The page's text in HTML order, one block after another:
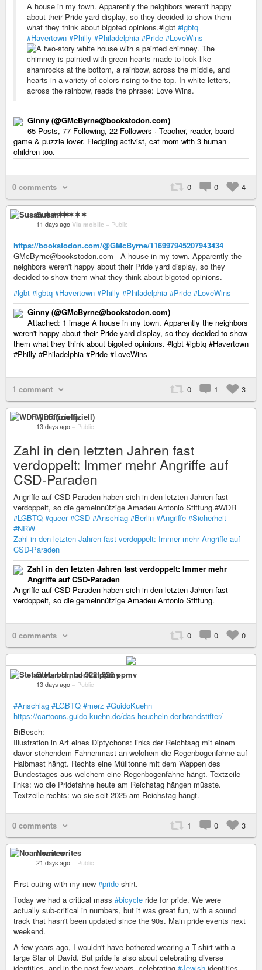
A house in my town. Apparently the neighbors weren't happy
about their Pride yard display, so they decided to show them
what they think about bigoted opinions.#lgbt #lgbtq
#Havertown #Philly #Philadelphia #Pride #LoveWins
Ginny (@GMcByrne@bookstodon.com)
65 Posts, 77 Following, 22 Followers · Teacher, reader, board
game & puzzle lover. Fledgling activist, cat mom with 3 human
children too.
0 comments 0 0 4
Susan ✶✶✶✶
11 days ago Via mobile – Public
https://bookstodon.com/@GMcByrne/116997945207943434
GMcByrne@bookstodon.com - A house in my town. Apparently the
neighbors weren't happy about their Pride yard display, so they
decided to show them what they think about bigoted opinions.
#lgbt #lgbtq #Havertown #Philly #Philadelphia #Pride #LoveWins
Ginny (@GMcByrne@bookstodon.com)
Attached: 1 image A house in my town. Apparently the neighbors
weren't happy about their Pride yard display, so they decided to show
them what they think about bigoted opinions. #lgbt #lgbtq #Havertown
#Philly #Philadelphia #Pride #LoveWins
1 comment 0 1 3
WDR (inoffiziell)
13 days ago – Public
Zahl in den letzten Jahren fast
verdoppelt: Immer mehr Angriffe auf
CSD-Paraden
Angriffe auf CSD-Paraden haben sich in den letzten Jahren fast
verdoppelt, so die gemeinnützige Amadeu Antonio Stiftung.#WDR
#LGBTQ #queer #CSD #Anschlag #Berlin #Angriffe #Sicherheit
#NRW
Zahl in den letzten Jahren fast verdoppelt: Immer mehr Angriffe auf
CSD-Paraden
Zahl in den letzten Jahren fast verdoppelt: Immer mehr
Angriffe auf CSD-Paraden
Angriffe auf CSD-Paraden haben sich in den letzten Jahren fast
verdoppelt, so die gemeinnützige Amadeu Antonio Stiftung.
0 comments 0 0 0
Stefan H., born at 322 ppmv
13 days ago – Public
#Anschlag #LGBTQ #merz #GuidoKuehn
https://cartoons.guido-kuehn.de/das-heucheln-der-brandstifter/
BiBesch:
Illustration in Art eines Diptychons: links der Reichtsag mit einem
davor stehendem Fahnenmast an welchem die Regenbogenfahne auf
Halbmast hängt. Rechts eine Mülltonne mit dem Wappen des
Bundestages aus welchem eine Regenbogenfahne hängt. Textzeile
links: wo die Pridefahne heute am Reichstag hängen müsste.
Textzeile rechts: wo sie seit 2025 am Reichstag hängt.
0 comments 1 0 3
Noam writes
21 days ago – Public
First outing with my new #pride shirt.
Today we had a critical mass #bicycle ride for pride. We were
actually sub-critical in numbers, but it was great fun, with a sound
track that hasn't been updated since the 90s. Main pride events next
weekend.
A few years ago, I wouldn't have bothered wearing a T-shirt with a
large Star of David. But pride is also about celebrating diverse
identities, and in the past few years, celebrating #Jewish identities